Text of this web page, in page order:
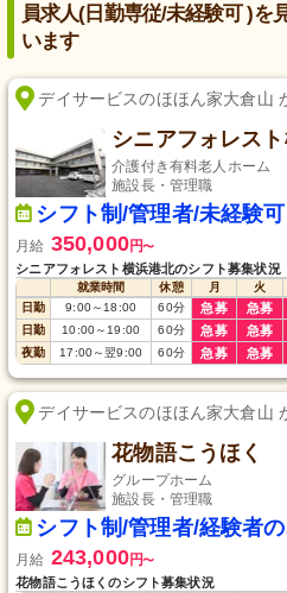
員求人(日勤専従/未経験可 )を
います
デイサービスのほほん家大倉山
シニアフォレス
介護付き有料老人ホーム
施設長・管理職
シフト制/管理者/未経験可
月給 350,000円〜
シニアフォレスト横浜港北のシフト募集状況
就業時間 休憩 月 火
日勤
9:00～18:00 60分 急募 急募
日勤 10:00～19:00 60分 急募 急募
夜勤 17:00～翌9:00 60分 急募 急募
デイサービスのほほん家大倉山
花物語こうほく
グループホーム
施設長・管理職
シフト制/管理者/経験者
月給 243,000円〜
花物語こうほくのシフト募集状況